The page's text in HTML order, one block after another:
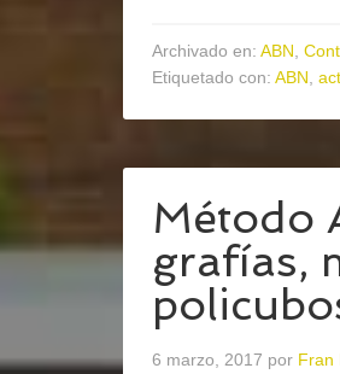
Archivado en: ABN
Etiquetado con: ABN
Método
grafías,
6 marzo, 2017 por Fran